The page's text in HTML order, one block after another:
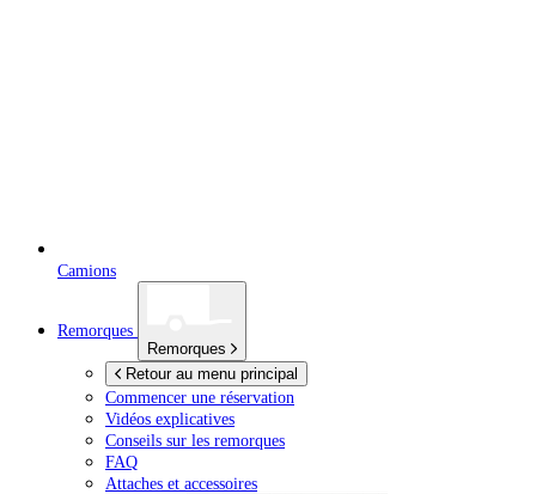
Camions
Remorques
Remorques
Retour au menu principal
Commencer une réservation
Vidéos explicatives
Conseils sur les remorques
FAQ
Attaches et accessoires